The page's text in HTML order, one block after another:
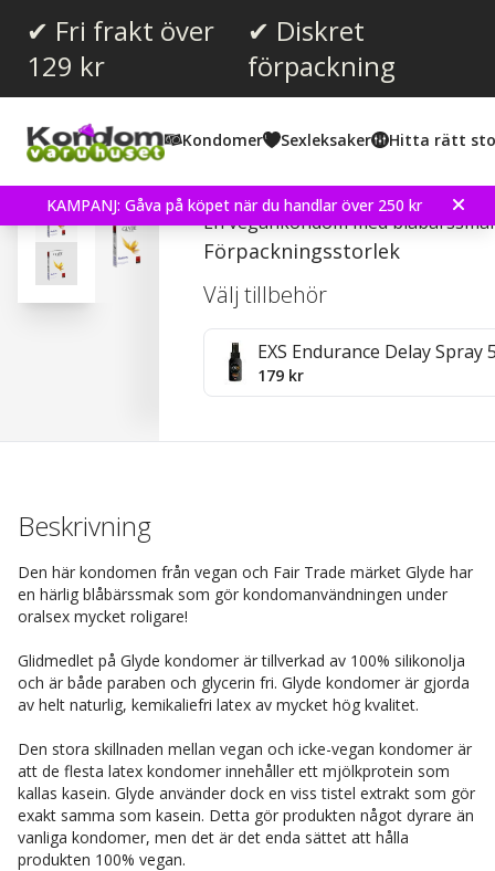
✔ Fri frakt över
129 kr
✔ Diskret
förpackning
Kondomer Sexleksaker Hitta rätt
KAMPANJ: Gåva på köpet när du handlar över 250 kr
Snittbetyg:
3.5 röster:
2
Glyde Blueberry -
En vegankondom med
Förpackningsstorlek
Välj tillbehör
EXS Endurance Delay Spray
179 kr
Beskrivning
Den här kondomen från vegan och Fair Trade märket Glyde har
en härlig blåbärssmak som gör kondomanvändningen under
oralsex mycket roligare!
Glidmedlet på Glyde kondomer är tillverkad av 100% silikonolja
och är både paraben och glycerin fri. Glyde kondomer är gjorda
av helt naturlig, kemikaliefri latex av mycket hög kvalitet.
Den stora skillnaden mellan vegan och icke-vegan kondomer är
att de flesta latex kondomer innehåller ett mjölkprotein som
kallas kasein. Glyde använder dock en viss tistel extrakt som gör
exakt samma som kasein. Detta gör produkten något dyrare än
vanliga kondomer, men det är det enda sättet att hålla
produkten 100% vegan.